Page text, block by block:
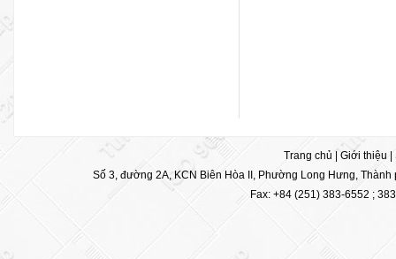
Trang chủ Giới thiệu
Số 3, đường 2A, KCN Biên Hòa II, Phường Long Hưng,
Fax: +84 (251) 383-6552 ;